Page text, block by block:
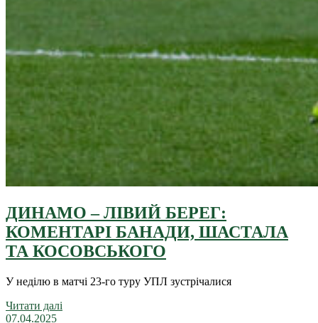
ДИНАМО – ЛІВИЙ БЕРЕГ:
КОМЕНТАРІ БАНАДИ, ШАСТАЛА
ТА КОСОВСЬКОГО
У неділю в матчі 23-го туру УПЛ зустрічалися
Читати далі
07.04.2025